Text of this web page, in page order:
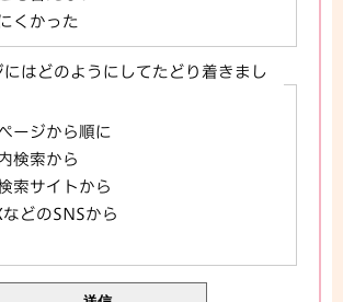
くかった
にはどのようにしてたどり着きまし
ージから順に
検索から
索サイトから
などのSNSから